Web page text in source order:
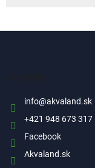
info@akvaland.sk
+421 948 673 317
Facebook
Akvaland.sk